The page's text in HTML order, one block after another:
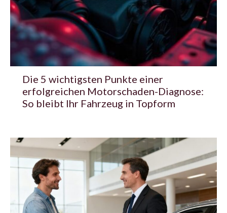
Die 5 wichtigsten Punkte einer
erfolgreichen Motorschaden-Diagnose:
So bleibt Ihr Fahrzeug in Topform